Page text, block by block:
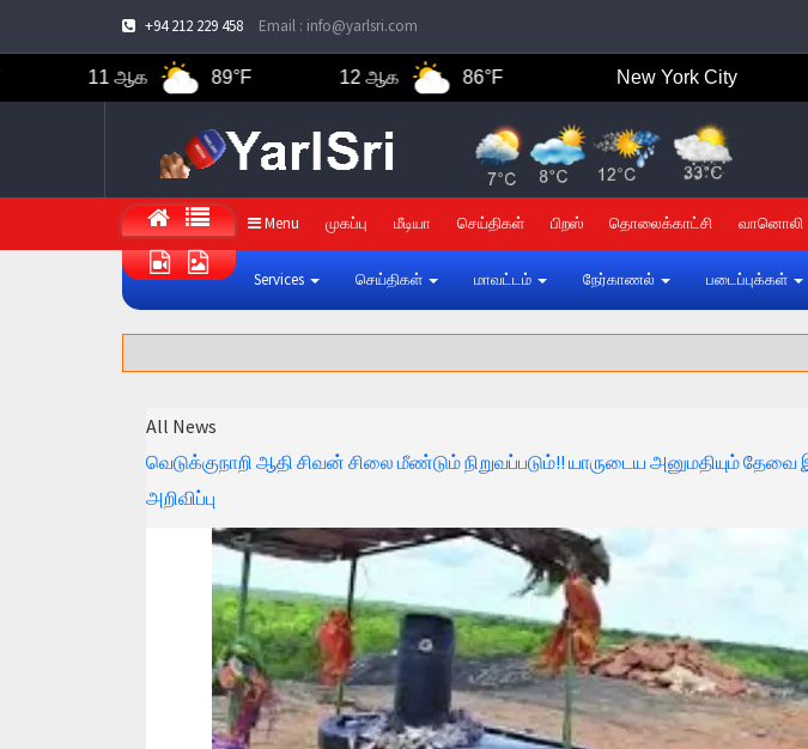
+94 212 229 458 Email : info@yarlsri.com
11 ஆக 89°F 12 ஆக 86°F New York City
Menu முகப்பு மீடியா செய்திகள் பிறஸ் தொலைக்காட்சி வானொலி
Services செய்திகள் மாவட்டம் நேர்காணல் படைப்புக்கள்
All News
வெடுக்குநாறி ஆதி சிவன் சிலை மீண்டும் நிறுவப்படும்!! யாருடைய அனுமதியும்
அறிவிப்பு